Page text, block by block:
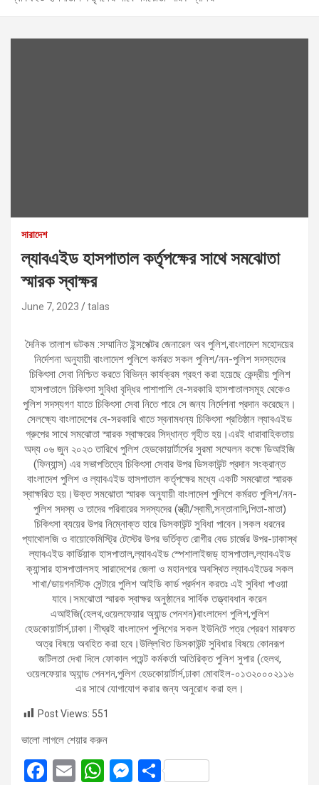
সারাদেশ
ল্যাবএইড হাসপাতাল কর্তৃপক্ষের সাথে সমঝোতা
স্মারক স্বাক্ষর
June 7, 2023 talas
দৈনিক তালাশ ডটকম :সম্মানিত ইন্সপেক্টর জেনারেল অব পুলিশ,বাংলাদেশ মহোদয়ের
নির্দেশনা অনুযায়ী বাংলাদেশ পুলিশে কর্মরত সকল পুলিশ/নন-পুলিশ সদস্যদের
চিকিৎসা সেবা নিশ্চিত করতে বিভিন্ন কার্যক্রম গ্রহণ করা হয়েছে কেন্দ্রীয় পুলিশ
হাসপাতালে চিকিৎসা সুবিধা বৃদ্ধির পাশাপাশি বে-সরকারি হাসপাতালসমূহ থেকেও
পুলিশ সদস্যগণ যাতে চিকিৎসা সেবা নিতে পারে সে জন্য নির্দেশনা প্রদান করেছেন।
সেলক্ষ্যে বাংলাদেশের বে-সরকারি খাতে স্বনামধন্য চিকিৎসা প্রতিষ্ঠান ল্যাবএইড
গ্রুপের সাথে সমঝোতা স্মারক স্বাক্ষরের সিদ্ধান্ত গৃহীত হয়।এরই ধারাবাহিকতায়
অদ্য ০৬ জুন ২০২৩ তারিখে পুলিশ হেডকোয়ার্টার্সের সুরমা সম্মেলন কক্ষে ডিআইজি
(ফিন্যান্স) এর সভাপতিত্বে চিকিৎসা সেবার উপর ডিসকাউন্ট প্রদান সংক্রান্ত
বাংলাদেশ পুলিশ ও ল্যাবএইড হাসপাতাল কর্তৃপক্ষের মধ্যে একটি সমঝোতা স্মারক
স্বাক্ষরিত হয়।উক্ত সমঝোতা স্মারক অনুযায়ী বাংলাদেশ পুলিশে কর্মরত পুলিশ/নন-
পুলিশ সদস্য ও তাদের পরিবারের সদস্যদের (স্ত্রী/স্বামী,সন্তানাদি,পিতা-মাতা)
চিকিৎসা ব্যয়ের উপর নিম্নোক্ত হারে ডিসকাউন্ট সুবিধা পাবেন।সকল ধরনের
প্যাথোলজি ও বায়োকেমিস্ট্রি টেস্টের উপর ভর্তিকৃত রোগীর বেড চার্জের উপর-ঢাকাস্থ
ল্যাবএইড কার্ডিয়াক হাসপাতাল,ল্যাবএইড স্পেশালাইজড্ হাসপাতাল,ল্যাবএইড
ক্যান্সার হাসপাতালসহ সারাদেশের জেলা ও মহানগরে অবস্থিত ল্যাবএইডের সকল
শাখা/ডায়গনস্টিক সেন্টারে পুলিশ আইডি কার্ড প্রর্দশন করতঃ এই সুবিধা পাওয়া
যাবে।সমঝোতা স্মারক স্বাক্ষর অনুষ্ঠানের সার্বিক তত্ত্বাবধান করেন
এআইজি(হেলথ,ওয়েলফেয়ার অ্যান্ড পেনশন)বাংলাদেশ পুলিশ,পুলিশ
হেডকোয়ার্টার্স,ঢাকা।শীঘ্রই বাংলাদেশ পুলিশের সকল ইউনিটে পত্র প্রেরণ মারফত
অত্র বিষয়ে অবহিত করা হবে।উল্লিখিত ডিসকাউন্ট সুবিধার বিষয়ে কোনরূপ
জটিলতা দেখা দিলে ফোকাল পয়েন্ট কর্মকর্তা অতিরিক্ত পুলিশ সুপার (হেলথ,
ওয়েলফেয়ার অ্যান্ড পেনশন,পুলিশ হেডকোয়ার্টার্স,ঢাকা মোবাইল-০১৩২০০০২১১৬
এর সাথে যোগাযোগ করার জন্য অনুরোধ করা হল।
Post Views: 551
ভালো লাগলে শেয়ার করুন
F
E
W M S